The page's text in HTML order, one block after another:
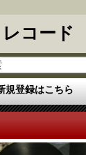
コード
規登録はこちら